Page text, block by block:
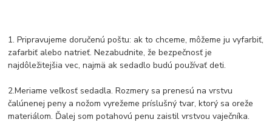
1. Pripravujeme doručenú poštu: ak to chceme, môžeme ju vyfarbiť,
zafarbiť alebo natrieť. Nezabudnite, že bezpečnosť je
najdôležitejšia vec, najmä ak sedadlo budú používať deti.
2.Meriame veľkosť sedadla. Rozmery sa prenesú na vrstvu
čalúnenej peny a nožom vyrežeme príslušný tvar, ktorý sa oreže
materiálom. Ďalej som potahovú penu zaistil vrstvou vaječníka.